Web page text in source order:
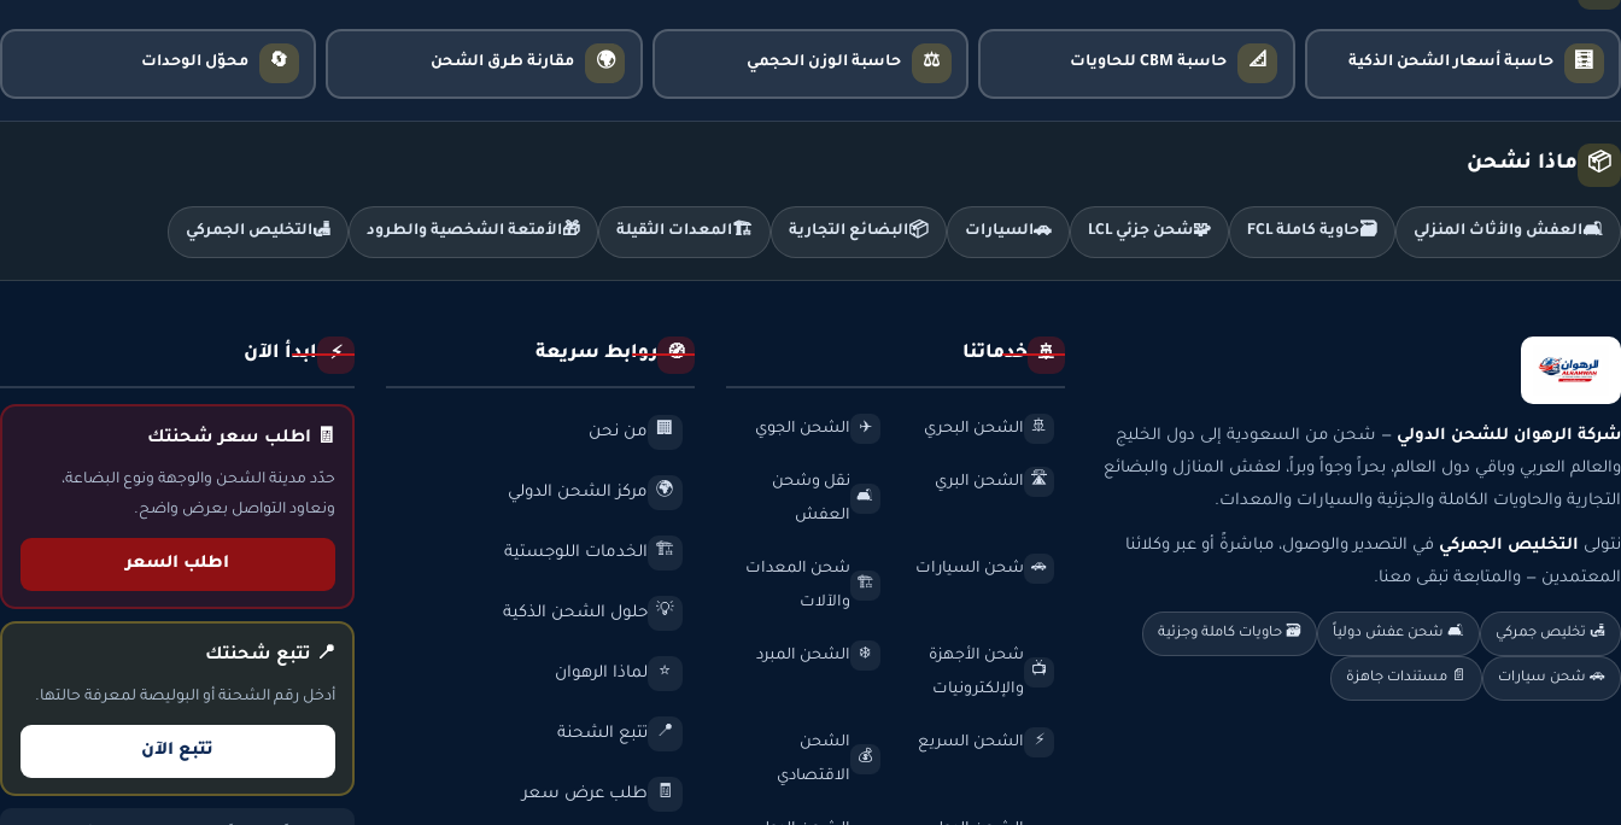
🧮 حاسبة أسعار الشحن الذكية 📐 حاسبة CBM للحاويات ⚖️ حاسبة الوزن الحجمي 🌍 مقارنة طرق الشحن 🔄 محوّل الوحدات
📦 ماذا نشحن
🛋️العفش والأثاث المنزلي 🗃️حاوية كاملة FCL 🧩شحن جزئي LCL 🚗السيارات 📦البضائع التجارية 🏗️ المعدات الثقيلة 🎁الأمتعة الشخصية والطرود 🛃التخليص الجمركي
شركة الرهوان للشحن الدولي — شحن من السعودية إلى دول الخليج
والعالم العربي وباقي دول العالم، بحراً وجواً وبراً، لعفش المنازل والبضائع
التجارية والحاويات الكاملة والجزئية والسيارات والمعدات.
نتولى التخليص الجمركي في التصدير والوصول، مباشرةً أو عبر وكلائنا
المعتمدين — والمتابعة تبقى معنا.
🛃 تخليص جمركي 🛋️ شحن عفش دولياً 🗃️ حاويات كاملة وجزئية
🚗 شحن سيارات 📄 مستندات جاهزة
🚢 خدماتنا
🚢 الشحن البحري ✈️ الشحن الجوي
🛣️ الشحن البري
🛋️
نقل وشحن
العفش
🚗 شحن السيارات
🏗️
شحن المعدات
والآلات
📺
شحن الأجهزة
والإلكترونيات
❄️ الشحن المبرد
⚡ الشحن السريع
💰
الشحن
الاقتصادي
🧭 روابط سريعة
🏢 من نحن
🌍 مركز الشحن الدولي
🏗️ الخدمات اللوجستية
💡 حلول الشحن الذكية
⭐ لماذا الرهوان
📍 تتبع الشحنة
🧾 طلب عرض سعر
⚡ ابدأ الآن
🧾 اطلب سعر شحنتك
حدّد مدينة الشحن والوجهة ونوع البضاعة،
ونعاود التواصل بعرض واضح.
اطلب السعر
📍 تتبع شحنتك
أدخل رقم الشحنة أو البوليصة لمعرفة حالتها.
تتبع الآن